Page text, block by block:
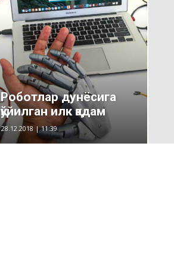
Роботлар дунёсига
қўйилган илк қадам
28.12.2018 | 11:39